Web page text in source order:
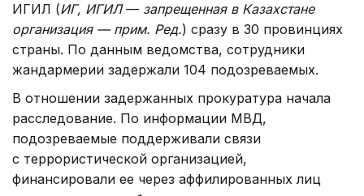
ИГИЛ (ИГ, ИГИЛ— запрещенная в Казахстане
организация — прим. Ред.) сразу в 30 провинциях
страны. По данным ведомства, сотрудники
жандармерии задержали 104 подозреваемых.
В отношении задержанных прокуратура начала
расследование. По информации МВД,
подозреваемые поддерживали связи
с террористической организацией,
финансировали ее через аффилированных лиц